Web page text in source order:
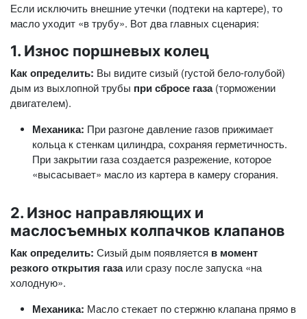
Если исключить внешние утечки (подтеки на картере), то
масло уходит «в трубу». Вот два главных сценария:
1. Износ поршневых колец
Как определить: Вы видите сизый (густой бело-голубой)
дым из выхлопной трубы при сбросе газа(торможении
двигателем).
Механика: При разгоне давление газов прижимает
кольца к стенкам цилиндра, сохраняя герметичность.
При закрытии газа создается разрежение, которое
«высасывает» масло из картера в камеру сгорания.
2. Износ направляющих и
маслосъемных колпачков клапанов
Как определить: Сизый дым появляется в момент
резкого открытия газаили сразу после запуска «на
холодную».
Механика: Масло стекает по стержню клапана прямо в